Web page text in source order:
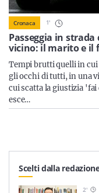
Sicilia
Servizi
nostra newsletter
Iscriviti
Passeggia in
vicino: il marito e il
Cronaca 1'
Tempi brutti quelli in cui
gli occhi di tutti, in una
cui scatta la giustizia
esce…
Scelti dalla
2'